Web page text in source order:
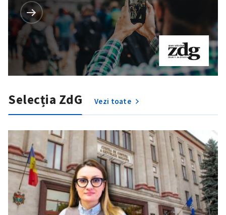
Selecția ZdG Vezi toate